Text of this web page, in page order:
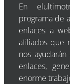
En
programa de
enlaces a
afiliados que
nos
enlaces,
enorme